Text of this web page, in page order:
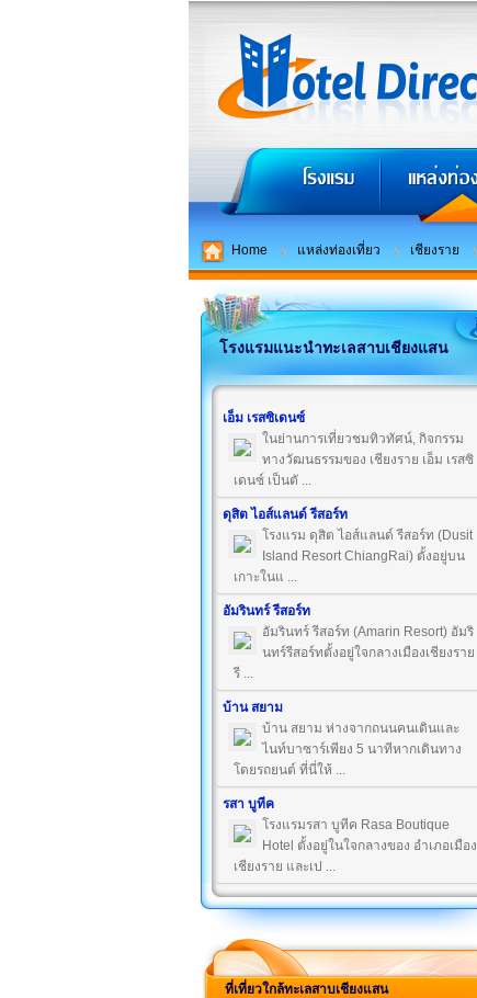
Home แหล่งท่องเที่ยว เชียงราย
โรงแรมแนะนำทะเลสาบเชียงแสน
เอ็ม เรสซิเดนซ์
ในย่านการเที่ยวชมทิวทัศน์, กิจกรรม
ทางวัฒนธรรมของ เชียงราย เอ็ม เรสซิ
เดนซ์ เป็นตั ...
ดุสิต ไอส์แลนด์ รีสอร์ท
โรงแรม ดุสิต ไอส์แลนด์ รีสอร์ท (Dusit
Island Resort ChiangRai) ตั้งอยู่บน
เกาะในแ ...
อัมรินทร์ รีสอร์ท
อัมรินทร์ รีสอร์ท (Amarin Resort) อัมริ
นทร์รีสอร์ทตั้งอยู่ใจกลางเมืองเชียงราย
รี ...
บ้าน สยาม
บ้าน สยาม ห่างจากถนนคนเดินและ
ไนท์บาซาร์เพียง 5 นาทีหากเดินทาง
โดยรถยนต์ ที่นี่ให้ ...
รสา บูทีค
โรงแรมรสา บูทีค Rasa Boutique
Hotel ตั้งอยู่ในใจกลางของ อำเภอเมือง
เชียงราย และเป ...
ที่เที่ยวใกล้ทะเลสาบเชียงแสน